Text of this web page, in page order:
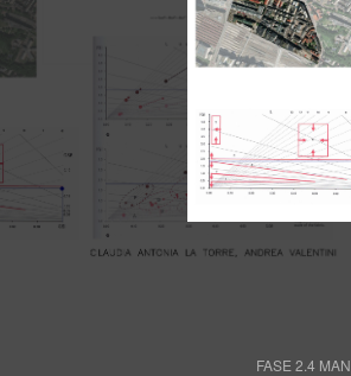
FASE 2.4